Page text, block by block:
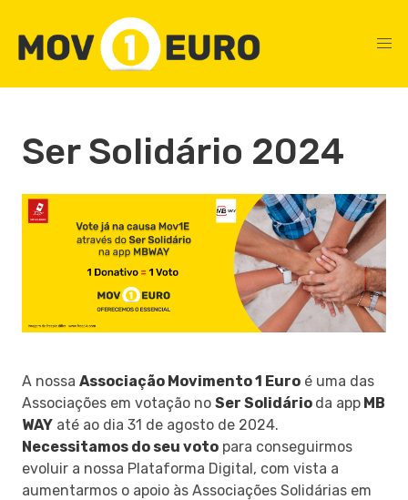
Ser Solidário 2024
A nossa Associação Movimento 1 Euro é uma das
Associações em votação no Ser Solidário da app MB
WAY até ao dia 31 de agosto de 2024.
Necessitamos do seu voto para conseguirmos
evoluir a nossa Plataforma Digital, com vista a
aumentarmos o apoio às Associações Solidárias em